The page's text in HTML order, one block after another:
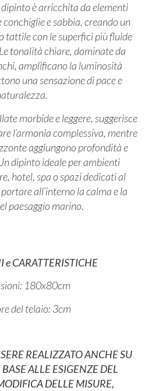
è arricchita da elementi
e sabbia, creando un
tattile con le superfici più fluide
tonalità chiare, dominate da
amplificano la luminosità
una sensazione di pace e
morbide e leggere, suggerisce
l’armonia complessiva, mentre
aggiungono profondità e
dipinto ideale per ambienti
hotel, spa o spazi dedicati al
all’interno la calma e la
paesaggio marino.
e CARATTERISTICHE
180x80cm
del telaio: 3cm
REALIZZATO ANCHE SU
ALLE ESIGENZE DEL
DELLE MISURE,